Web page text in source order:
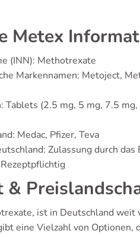
Metex
(INN): Methotrexate
Markennamen: Metoject,
Tablets (2.5 mg, 5 mg, 7.5
Medac, Pfizer, Teva
Zulassung durch das
&
ist in Deutschland
eine Vielzahl von